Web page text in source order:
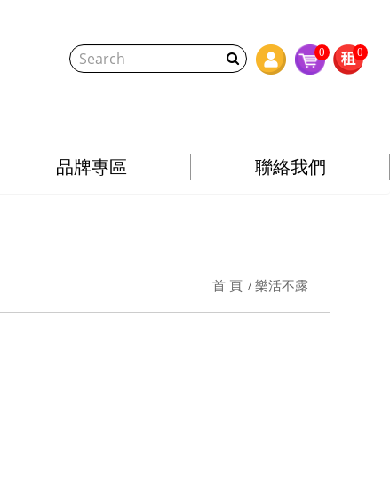
0 0
品牌專區 聯絡我們
首 頁 樂活不露